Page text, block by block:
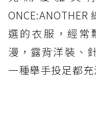
選的衣服，經常
漫，露背洋裝、
一種舉手投足都